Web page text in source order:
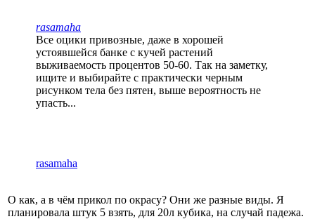
rasamaha
Все оцики привозные, даже в хорошей
устоявшейся банке с кучей растений
выживаемость процентов 50-60. Так на заметку,
ищите и выбирайте с практически черным
рисунком тела без пятен, выше вероятность не
упасть...
rasamaha
О как, а в чём прикол по окрасу? Они же разные виды. Я
планировала штук 5 взять, для 20л кубика, на случай падежа.